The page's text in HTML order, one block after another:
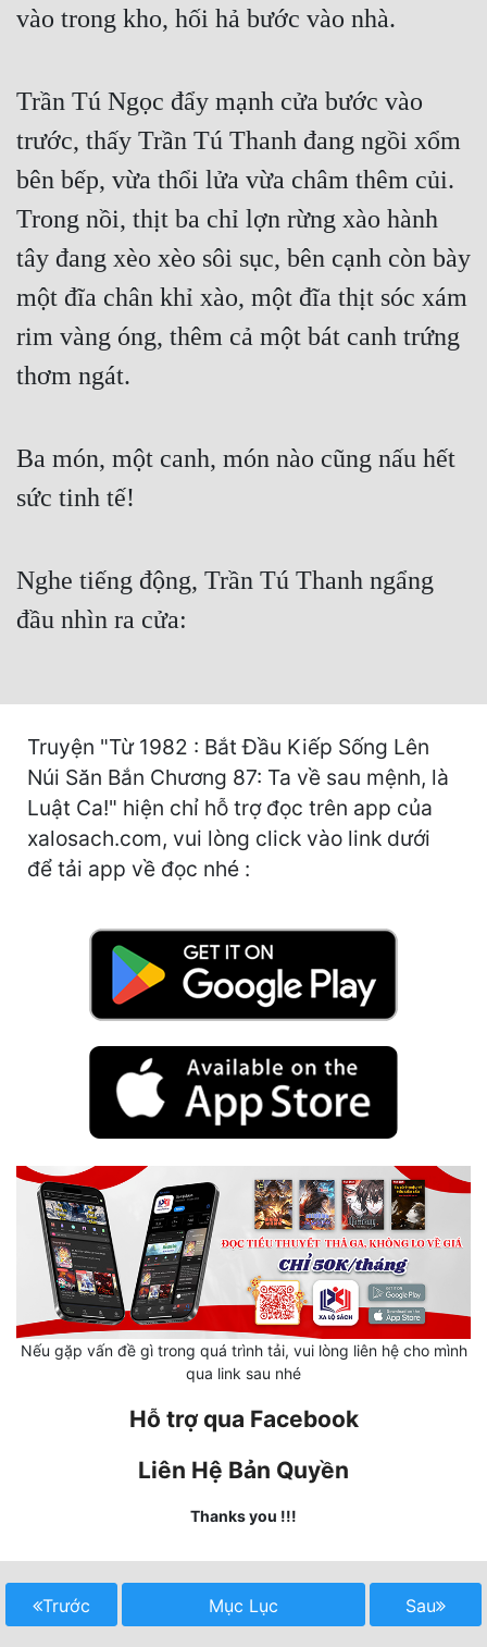
Cạnh Kỹ
Cổ Tiên Hiệp
Dã Sử
Dị Giới
Dị Năng
Góc Nhìn Nam
Góc Nhìn Nữ
Huyền Nghi
Học Đường
Khoa Huyễn
Khoa Huyễn Không Gian
Mưu Mô
Mạt Thế
Mỹ Thực
Ngôn Tình
vào trong kho, hối hả bước vào nhà.
Trần Tú Ngọc đẩy mạnh cửa bước vào
trước, thấy Trần Tú Thanh đang ngồi xổm
bên bếp, vừa thổi lửa vừa châm thêm củi.
Trong nồi, thịt ba chỉ lợn rừng xào hành
tây đang xèo xèo sôi sục, bên cạnh còn bày
một đĩa chân khỉ xào, một đĩa thịt sóc xám
rim vàng óng, thêm cả một bát canh trứng
thơm ngát.
Ba món, một canh, món nào cũng nấu hết
sức tinh tế!
Nghe tiếng động, Trần Tú Thanh ngẩng
đầu nhìn ra cửa:
Truyện "Từ 1982 : Bắt Đầu Kiếp Sống Lên
Núi Săn Bắn Chương 87: Ta về sau mệnh, là
Luật Ca!" hiện chỉ hỗ trợ đọc trên app của
xalosach.com, vui lòng click vào link dưới
để tải app về đọc nhé :
Nếu gặp vấn đề gì trong quá trình tải, vui lòng liên hệ cho mình
qua link sau nhé
Hỗ trợ qua Facebook
Liên Hệ Bản Quyền
Thanks you !!!
Trước Mục Lục Sau